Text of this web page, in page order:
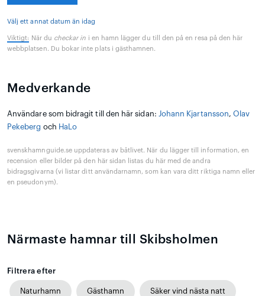
Välj ett annat datum än idag
Viktigt: När du checkar in i en hamn lägger du till den på en resa på den här
webbplatsen. Du bokar inte plats i gästhamnen.
Medverkande
Användare som bidragit till den här sidan: Johann Kjartansson,Olav
Pekeberg och HaLo
svenskhamnguide.se uppdateras av båtlivet. När du lägger till information, en
recension eller bilder på den här sidan listas du här med de andra
bidragsgivarna (vi listar ditt användarnamn, som kan vara ditt riktiga namn eller
en pseudonym).
Närmaste hamnar till Skibsholmen
Filtrera efter
Naturhamn Gästhamn Säker vind nästa natt